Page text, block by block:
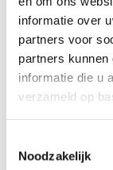
informatie over
partners voor
partners
informatie die u
verzameld op
Noodzakelijk
motten
een
van
krijgen.
houden.